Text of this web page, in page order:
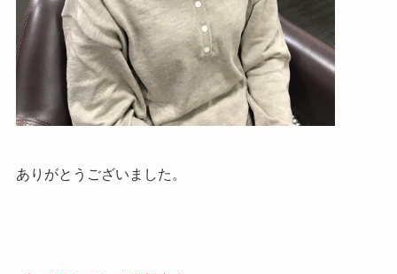
ありがとうございました。